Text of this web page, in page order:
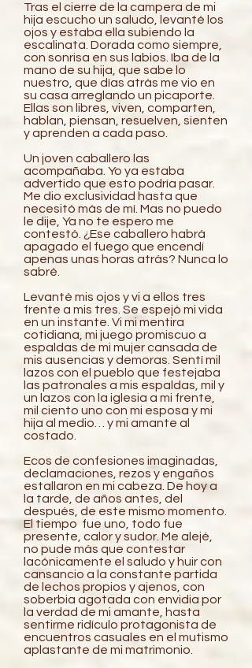
Tras el cierre de la campera de mi
hija escucho un saludo, levanté los
ojos y estaba ella subiendo la
escalinata. Dorada como siempre,
con sonrisa en sus labios. Iba de la
mano de su hija, que sabe lo
nuestro, que días atrás me vio en
su casa arreglando un picaporte.
Ellas son libres, viven, comparten,
hablan, piensan, resuelven, sienten
y aprenden a cada paso.
Un joven caballero las
acompañaba. Yo ya estaba
advertido que esto podría pasar.
Me dio exclusividad hasta que
necesitó más de mí. Mas no puedo
le dije, Ya no te espero me
contestó. ¿Ese caballero habrá
apagado el fuego que encendí
apenas unas horas atrás? Nunca lo
sabré.
Levanté mis ojos y vi a ellos tres
frente a mis tres. Se espejó mi vida
en un instante. Vi mi mentira
cotidiana, mi juego promiscuo a
espaldas de mi mujer cansada de
mis ausencias y demoras. Sentí mil
lazos con el pueblo que festejaba
las patronales a mis espaldas, mil y
un lazos con la iglesia a mi frente,
mil ciento uno con mi esposa y mi
hija al medio… y mi amante al
costado.
Ecos de confesiones imaginadas,
declamaciones, rezos y engaños
estallaron en mi cabeza. De hoy a
la tarde, de años antes, del
después, de este mismo momento.
El tiempo fue uno, todo fue
presente, calor y sudor. Me alejé,
no pude más que contestar
lacónicamente el saludo y huir con
cansancio a la constante partida
de lechos propios y ajenos, con
soberbia agotada con envidia por
la verdad de mi amante, hasta
sentirme ridículo protagonista de
encuentros casuales en el mutismo
aplastante de mi matrimonio.